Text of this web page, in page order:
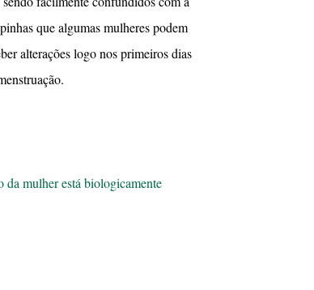
que algumas mulheres podem
alterações logo nos primeiros dias
mulher está biologicamente